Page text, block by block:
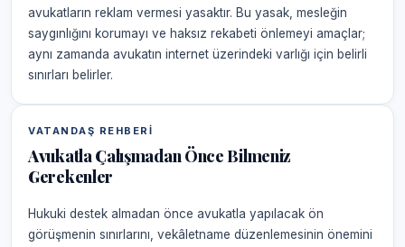
avukatların reklam vermesi yasaktır. Bu yasak, mesleğin
saygınlığını korumayı ve haksız rekabeti önlemeyi amaçlar;
aynı zamanda avukatın internet üzerindeki varlığı için belirli
sınırları belirler.
VATANDAŞ REHBERI
Avukatla Çalışmadan Önce Bilmeniz
Gerekenler
Hukuki destek almadan önce avukatla yapılacak ön
görüşmenin sınırlarını, vekâletname düzenlemesinin önemini